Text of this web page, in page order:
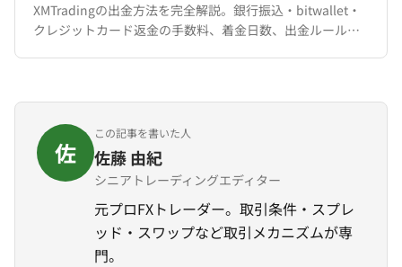
XMTradingの出金方法を完全解説。銀行振込・bitwallet・
クレジットカード返金の手数料、着金日数、出金ルール
佐
この記事を書いた人
佐藤 由紀
シニアトレーディングエディター
元プロFXトレーダー。取引条件・スプレ
ッド・スワップなど取引メカニズムが専
門。